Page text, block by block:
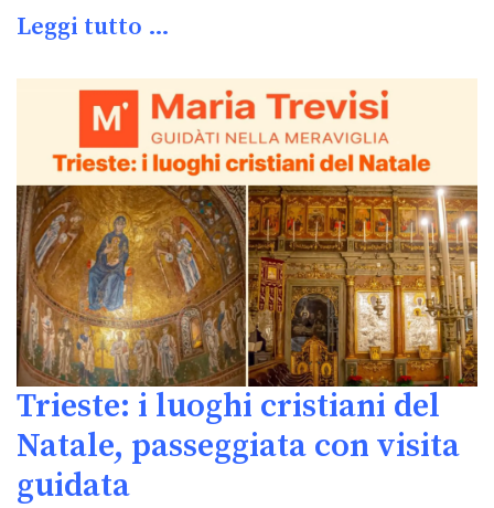
Leggi tutto …
Trieste: i luoghi cristiani del
Natale, passeggiata con visita
guidata